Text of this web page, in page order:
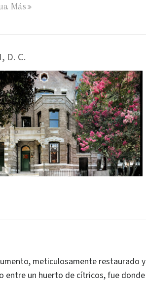
Más
D. C.
meticulosamente restaurado y
entre un huerto de cítricos, fue donde